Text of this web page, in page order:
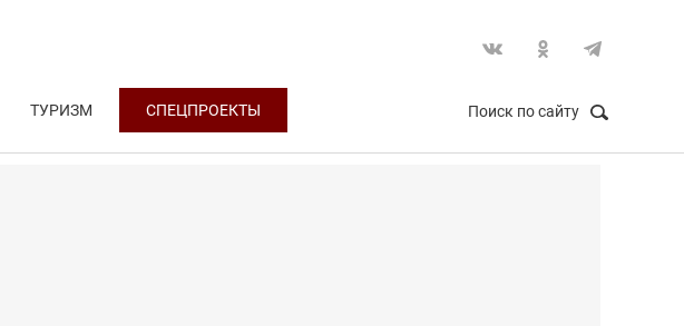
ТУРИЗМ СПЕЦПРОЕКТЫ Поиск по сайту